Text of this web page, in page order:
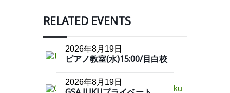
RELATED EVENTS
2026年8月19日
ピアノ教室(水)15:00/目白校
2026年8月19日